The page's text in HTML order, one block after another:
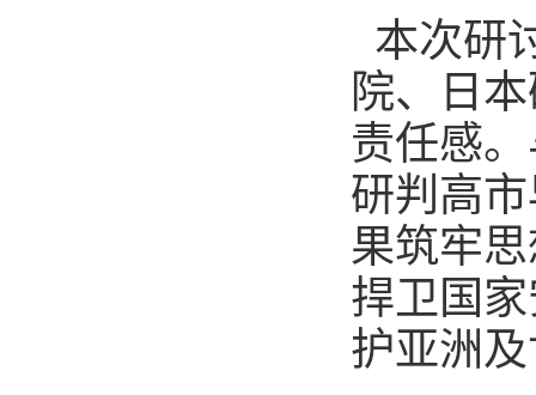
本次研
院、日
责任感
研判高
果筑牢
捍卫国
护亚洲